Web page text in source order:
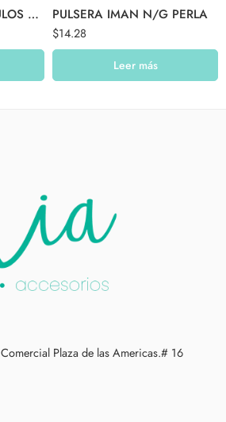
PULSERA MULTICIRCULOS ROJA PULSERA IMAN N/G PERLA
$14.28
Leer más
Plaza de las Americas.# 16